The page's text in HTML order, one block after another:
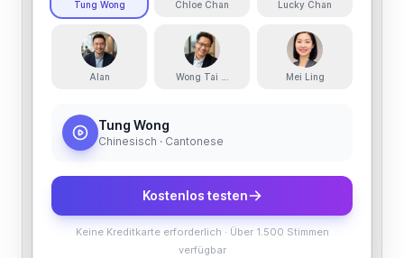
Tung Wong Chloe Chan Lucky Chan
Alan Wong Tai Sin Mei Ling
Tung Wong
Chinesisch · Cantonese
Kostenlos testen
Keine Kreditkarte erforderlich · Über 1.500 Stimmen
verfügbar